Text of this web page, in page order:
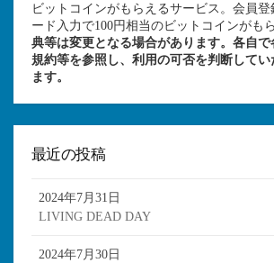
ビットコインがもらえるサービス。会員
ード入力で100円相当のビットコインがも
典等は変更となる場合があります。各自で
規約等を参照し、利用の可否を判断して
ます。
最近の投稿
2024年7月31日
LIVING DEAD DAY
2024年7月30日